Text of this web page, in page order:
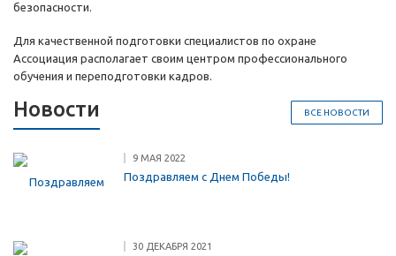
безопасности.
Для качественной подготовки специалистов по охране
Ассоциация располагает своим центром профессионального
обучения и переподготовки кадров.
ВСЕ НОВОСТИ
Новости
9 МАЯ 2022
Поздравляем с Днем Победы!
30 ДЕКАБРЯ 2021